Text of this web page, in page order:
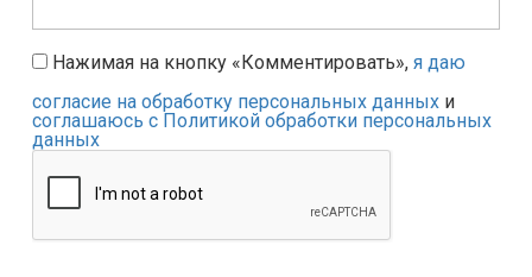
Нажимая на кнопку «Комментировать», я даю
согласие на обработку персональных данных и
соглашаюсь с Политикой обработки персональных
данных